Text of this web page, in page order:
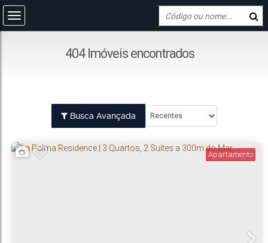
404 Imóveis encontrados
Busca Avançada
Apartamento